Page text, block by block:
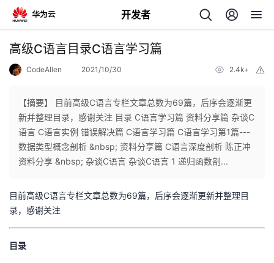
开发者
返
个
主
的
我
高级C语言目录C语言学习篇
CodeAllen 2021/10/30 2.4k+
【摘要】 目前高级C语言专栏文章总数为69篇，后序会逐渐更
新并整理目录，感谢关注 目录 C语言学习篇 资料分享篇 杂谈C
语言 C语言实例 错误解决篇 C语言学习篇 C语言学习第1篇---
数据类型概念剖析 &nbsp; 资料分享篇 C语言深度剖析 陈正冲
资料分享 &nbsp; 杂谈C语言 杂谈C语言 1 递归函数剖...
目前高级C语言专栏文章总数为69篇，后序会逐渐更新并整理目
录，感谢关注
目录